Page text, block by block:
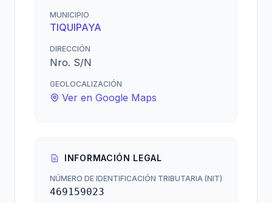
MUNICIPIO
TIQUIPAYA
DIRECCIÓN
Nro. S/N
GEOLOCALIZACIÓN
Ver en Google Maps
INFORMACIÓN LEGAL
NÚMERO DE IDENTIFICACIÓN TRIBUTARIA (NIT)
469159023